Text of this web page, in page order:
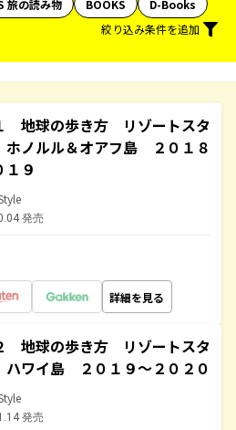
旅の読み物 BOOKS
D-Books
絞り込み条件を追加
地球の歩き方 リゾートスタ
ノルル＆オアフ島 ２０１８
１９
発売
詳細を見る
地球の歩き方 リゾートスタ
ワイ島 ２０１９～２０２０
発売